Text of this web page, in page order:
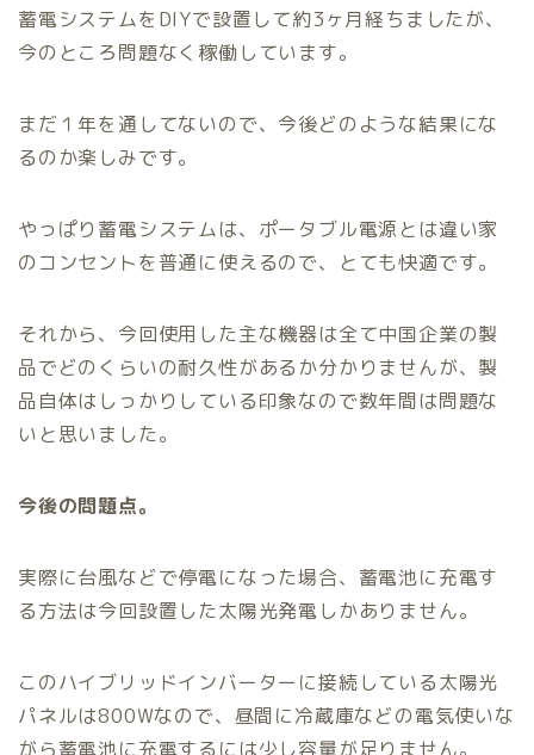
蓄電システムをDIYで設置して約3ヶ月経ちましたが、
今のところ問題なく稼働しています。
まだ１年を通してないので、今後どのような結果にな
るのか楽しみです。
やっぱり蓄電システムは、ポータブル電源とは違い家
のコンセントを普通に使えるので、とても快適です。
それから、今回使用した主な機器は全て中国企業の製
品でどのくらいの耐久性があるか分かりませんが、製
品自体はしっかりしている印象なので数年間は問題な
いと思いました。
今後の問題点。
実際に台風などで停電になった場合、蓄電池に充電す
る方法は今回設置した太陽光発電しかありません。
このハイブリッドインバーターに接続している太陽光
パネルは800Wなので、昼間に冷蔵庫などの電気使いな
がら蓄電池に充電するには少し容量が足りません。